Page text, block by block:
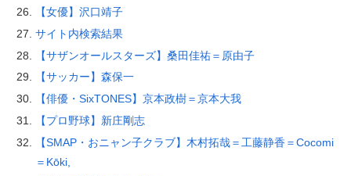
【女優】沢口靖子
サイト内検索結果
【サザンオールスターズ】桑田佳祐＝原由子
【サッカー】森保一
【俳優・SixTONES】京本政樹＝京本大我
【プロ野球】新庄剛志
【SMAP・おニャン子クラブ】木村拓哉＝工藤静香＝Cocomi
＝Kōki,